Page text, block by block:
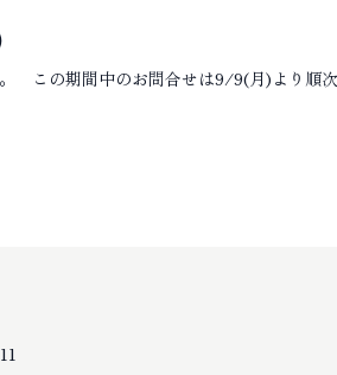
この期間中のお問合せは9/9(月)より順